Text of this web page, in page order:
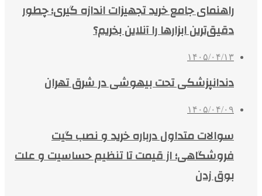
راهنمای جامع خرید تجهیزات اندازه گیری؛ چطور
دقیق‌ترین ابزارها را آنلاین بخریم؟
۱۴۰۵/۰۴/۱۳
دندانپزشکی تحت بیهوشی در شرق تهران
۱۴۰۵/۰۴/۰۹
سوالات متداول درباره خرید و نصب گیت
فروشگاهی؛ از قیمت تا تنظیم حساسیت و علت
بوق زدن